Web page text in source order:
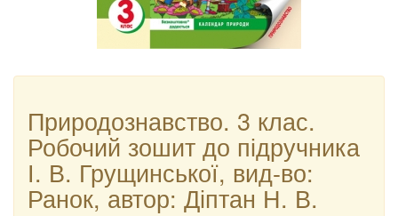
Природознавство. 3 клас.
Робочий зошит до підручника
І. В. Грущинської, вид-во:
Ранок, автор: Діптан Н. В.